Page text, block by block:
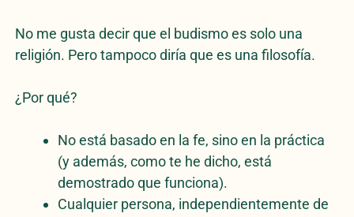
No me gusta decir que el budismo es solo una
religión. Pero tampoco diría que es una filosofía.
¿Por qué?
No está basado en la fe, sino en la práctica
(y además, como te he dicho, está
demostrado que funciona).
Cualquier persona, independientemente de